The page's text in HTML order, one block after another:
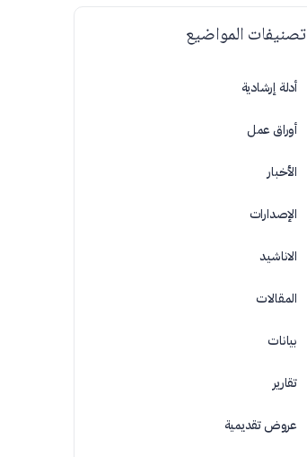
تصنيفات المواضيع
أدلة إرشادية
أوراق عمل
الأخبار
الإصدارات
الاناشيد
المقالات
بيانات
تقارير
عروض تقديمية